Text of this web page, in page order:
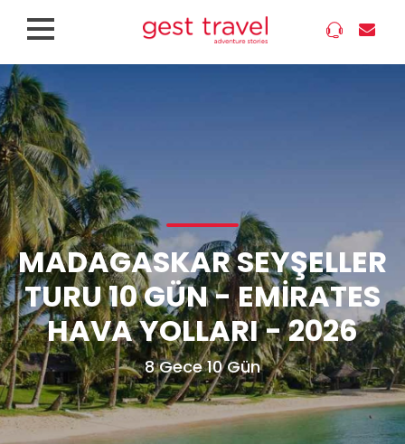
MADAGASKAR SEYŞELLER
TURU 10 GÜN - EMIRATES
HAVA YOLLARI - 2026
8 Gece 10 Gün